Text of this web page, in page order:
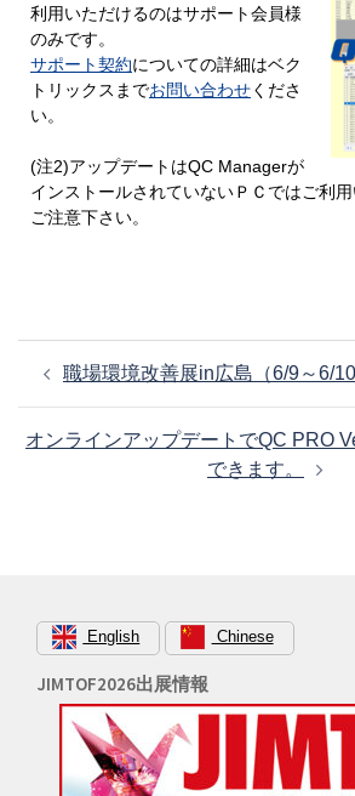
利用いただけるのはサポート会員様
のみです。
サポート契約についての詳細はベク
トリックスまでお問い合わせくださ
い。
(注2)アップデートはQC Managerが
インストールされていないＰＣではご利
ご注意下さい。
稿
ナ
ビ
ン
職場環境改善展in広島（6/9～6/
オンラインアップデートでQC PRO
できます。
English Chinese
JIMTOF2026出展情報